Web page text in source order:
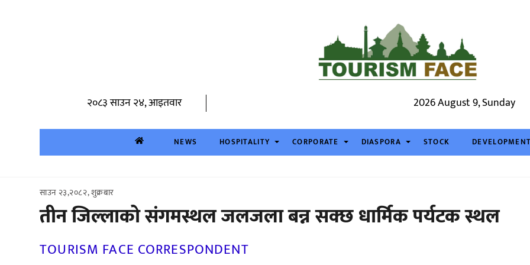
२०८३ साउन २४, आइतवार 2026 August 9, Sunday
NEWS HOSPITALITY CORPORATE DIASPORA STOCK DEVELOPMENT
साउन २३,२०८२, शुक्रबार
तीन जिल्लाको संगमस्थल जलजला बन्न सक्छ धार्मिक पर्यटक स्थल
TOURISM FACE CORRESPONDENT